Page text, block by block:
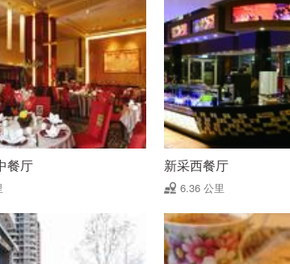
餐厅 新采西餐厅
6.36 公里